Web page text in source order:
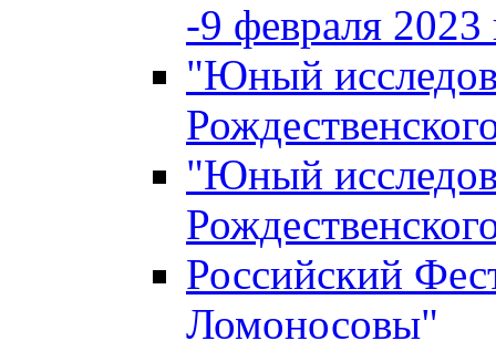
-9 февраля 2023
"Юный
"Юный
Российский
Ломоносовы"